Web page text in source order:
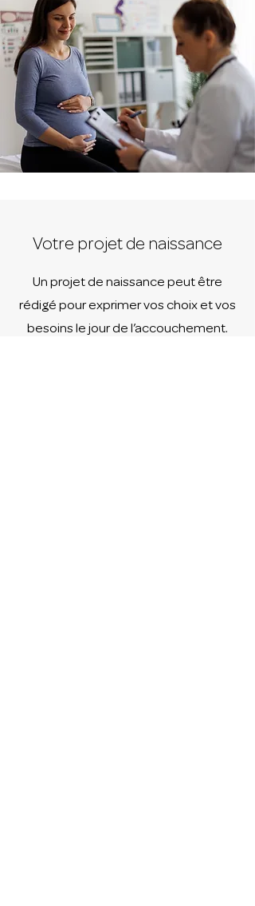
Votre projet de naissance
Un projet de naissance peut être
rédigé pour exprimer vos choix et vos
besoins le jour de l’accouchement.